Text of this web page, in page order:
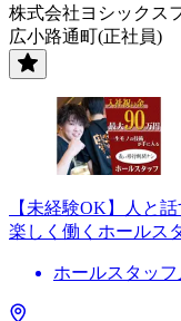
株式会社ヨシックス
広小路通町(正社員)
【未経験OK】人と
楽しく働くホールス
ホールスタッフ